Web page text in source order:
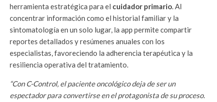
herramienta estratégica para el cuidador primario. Al
concentrar información como el historial familiar y la
sintomatología en un solo lugar, la app permite compartir
reportes detallados y resúmenes anuales con los
especialistas, favoreciendo la adherencia terapéutica y la
resiliencia operativa del tratamiento.
“Con C-Control, el paciente oncológico deja de ser un
espectador para convertirse en el protagonista de su proceso.